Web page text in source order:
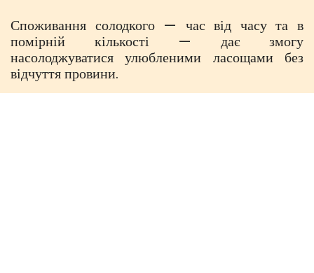
Споживання солодкого — час від часу та в
помірній кількості — дає змогу
насолоджуватися улюбленими ласощами без
відчуття провини.